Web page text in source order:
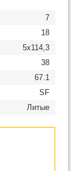
7
18
5x114,3
38
67.1
SF
Литые